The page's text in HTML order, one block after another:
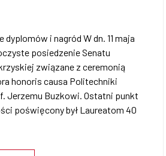
i nagród W dn. 11 maja
posiedzenie Senatu
związane z ceremonią
honoris causa Politechniki
Jerzemu Buzkowi. Ostatni punkt
poświęcony był Laureatom 40